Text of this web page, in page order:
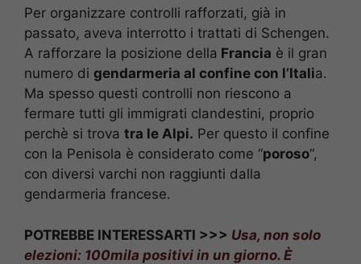
Per organizzare controlli rafforzati, già in
passato, aveva interrotto i trattati di Schengen.
A rafforzare la posizione della Francia è il gran
numero di gendarmeria al confine con l’Italia.
Ma spesso questi controlli non riescono a
fermare tutti gli immigrati clandestini, proprio
perchè si trova tra le Alpi. Per questo il confine
con la Penisola è considerato come “poroso“,
con diversi varchi non raggiunti dalla
gendarmeria francese.
POTREBBE INTERESSARTI >>> Usa, non solo
elezioni: 100mila positivi in un giorno. È